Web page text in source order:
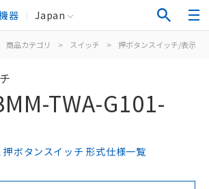
器 Japan
商品カテゴリ > スイッチ > 押ボタンスイッチ/表示灯
TWA-G101-
ボタンスイッチ 形式仕様一覧